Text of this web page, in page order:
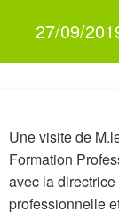
27/09/
Une visite de
Formation
avec la
professionnelle